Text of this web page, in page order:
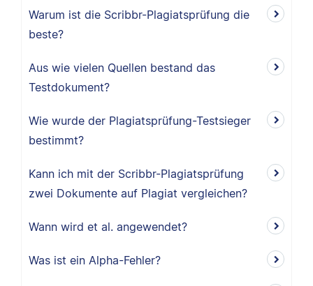
Warum ist die Scribbr-Plagiatsprüfung die
beste?
Aus wie vielen Quellen bestand das
Testdokument?
Wie wurde der Plagiatsprüfung-Testsieger
bestimmt?
Kann ich mit der Scribbr-Plagiatsprüfung
zwei Dokumente auf Plagiat vergleichen?
Wann wird et al. angewendet?
Was ist ein Alpha-Fehler?